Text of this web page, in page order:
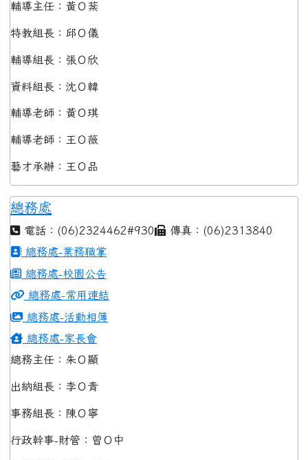
輔導主任：黃Ｏ棻
特教組長：邱Ｏ儀
輔導組長：張Ｏ欣
資料組長：沈Ｏ韓
輔導老師：黃Ｏ琪
輔導老師：王Ｏ薇
藝才承辦：王Ｏ品
總務處
電話：(06)2324462#930
傳真：(06)2313840
總務處-業務職掌
總務處-校園公告
總務處-常用連結
總務處-活動相簿
總務處-家長會
總務主任：朱Ｏ顯
出納組長：李Ｏ青
事務組長：陳Ｏ寧
行政幹事-財管：曾Ｏ中